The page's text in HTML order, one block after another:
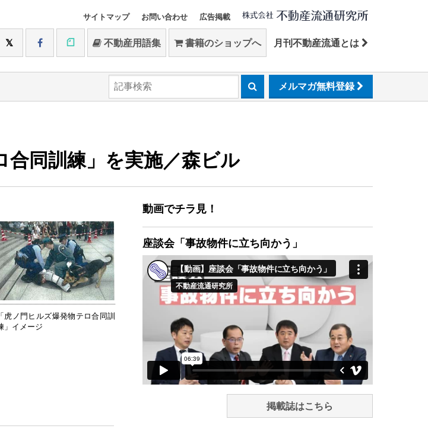
サイトマップ お問い合わせ 広告掲載
不動産用語集 書籍のショップへ 月刊不動産流通とは
メルマガ無料登録
合同訓練」を実施／森ビル
「虎ノ門ヒルズ爆発物テロ合同訓
」イメージ
動画でチラ見！
座談会「事故物件に立ち向かう」
掲載誌はこちら